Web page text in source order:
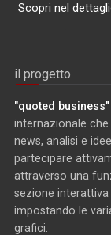
Scopri nel
il progetto
"quoted business"
internazionale
news, analisi e
partecipare
attraverso una
sezione
impostando le
grafici.